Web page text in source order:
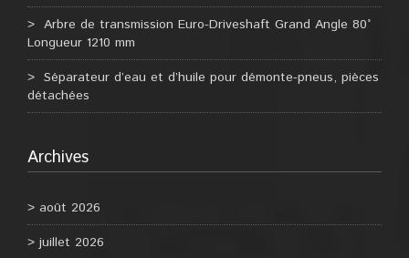
Arbre de transmission Euro-Driveshaft Grand Angle 80°
Longueur 1210 mm
Séparateur d’eau et d’huile pour démonte-pneus, pièces
détachées
Archives
août 2026
juillet 2026